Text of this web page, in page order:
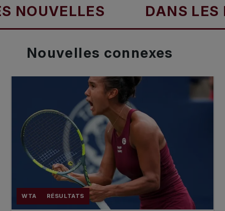
DANS LES
Nouvelles connexes
WTA RÉSULTATS